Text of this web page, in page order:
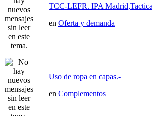
TCC-LEFR. IPA
en Oferta y demanda
Uso de ropa en capas.-
en Complementos